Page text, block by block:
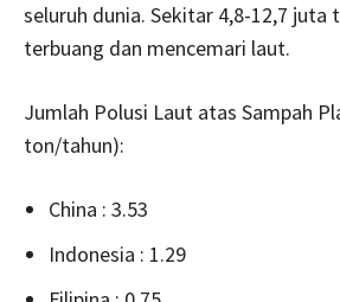
seluruh dunia. Sekitar 4,8-12,7 juta
terbuang dan mencemari laut.
Jumlah Polusi Laut atas Sampah
ton/tahun):
China : 3.53
Indonesia : 1.29